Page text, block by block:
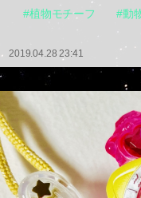
#植物モチーフ #動
2019.04.28 23:41